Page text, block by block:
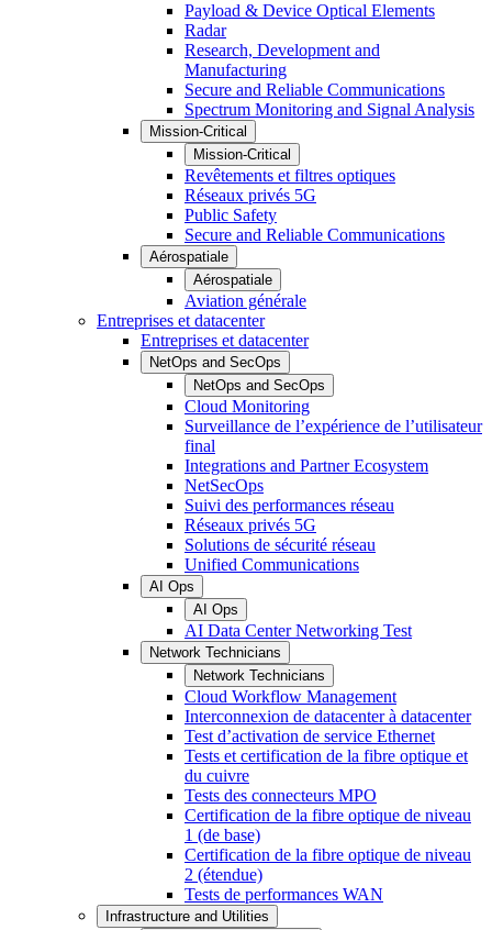
Payload & Device Optical Elements
Radar
Research, Development and
Manufacturing
Secure and Reliable Communications
Spectrum Monitoring and Signal Analysis
Mission-Critical
Mission-Critical
Revêtements et filtres optiques
Réseaux privés 5G
Public Safety
Secure and Reliable Communications
Aérospatiale
Aérospatiale
Aviation générale
Entreprises et datacenter
Entreprises et datacenter
NetOps and SecOps
NetOps and SecOps
Cloud Monitoring
Surveillance de l’expérience de l’utilisateur
final
Integrations and Partner Ecosystem
NetSecOps
Suivi des performances réseau
Réseaux privés 5G
Solutions de sécurité réseau
Unified Communications
AI Ops
AI Ops
AI Data Center Networking Test
Network Technicians
Network Technicians
Cloud Workflow Management
Interconnexion de datacenter à datacenter
Test d’activation de service Ethernet
Tests et certification de la fibre optique et
du cuivre
Tests des connecteurs MPO
Certification de la fibre optique de niveau
1 (de base)
Certification de la fibre optique de niveau
2 (étendue)
Tests de performances WAN
Infrastructure and Utilities